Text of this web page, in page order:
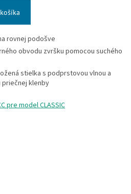
rovnej podošve
obvodu zvršku pomocou suchého
stielka s podprstovou vlnou a
klenby
pre model CLASSIC